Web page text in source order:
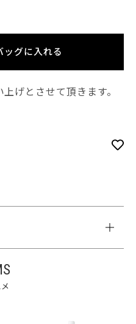
ッグに入れる
げとさせて頂きます。